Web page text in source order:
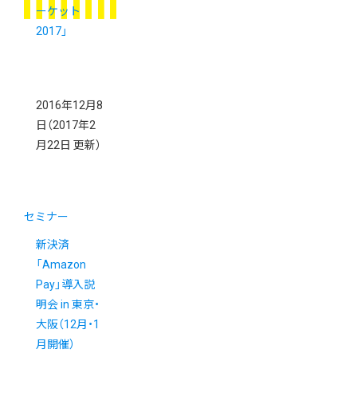
ーケット
2017」
2016年12月8
日 （2017年2
月22日 更新）
セミナー
新決済
「Amazon
Pay」導入説
明会 in 東京・
大阪（12月・1
月開催）